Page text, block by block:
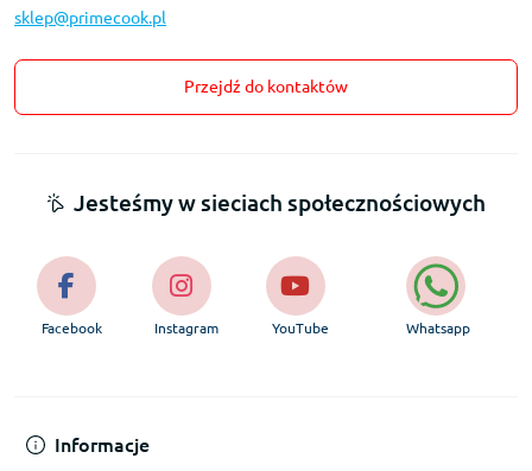
sklep@primecook.pl
Przejdź do kontaktów
Informacje
Jesteśmy w sieciach społecznościowych
Facebook Instagram YouTube Whatsapp